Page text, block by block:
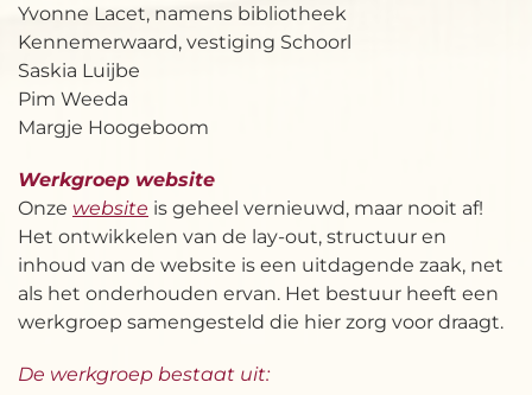
Yvonne Lacet, namens bibliotheek
Kennemerwaard, vestiging Schoorl
Saskia Luijbe
Pim Weeda
Margje Hoogeboom
Werkgroep website
Onze website is geheel vernieuwd, maar nooit af!
Het ontwikkelen van de lay-out, structuur en
inhoud van de website is een uitdagende zaak, net
als het onderhouden ervan. Het bestuur heeft een
werkgroep samengesteld die hier zorg voor draagt.
De werkgroep bestaat uit: